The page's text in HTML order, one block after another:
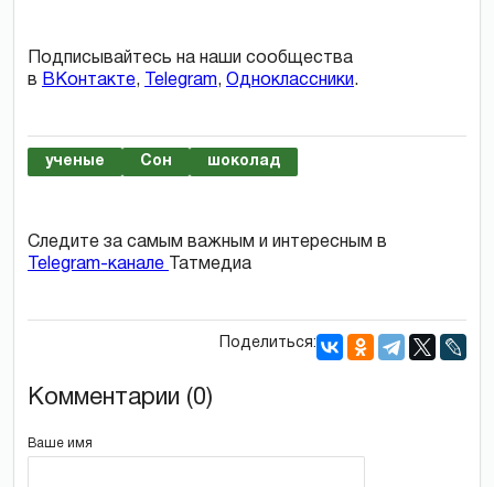
Подписывайтесь на наши сообщества
в ВКонтакте, Telegram, Одноклассники.
ученые Сон шоколад
Следите за самым важным и интересным в
Telegram-канале
Татмедиа
Поделиться:
Комментарии (0)
Ваше имя